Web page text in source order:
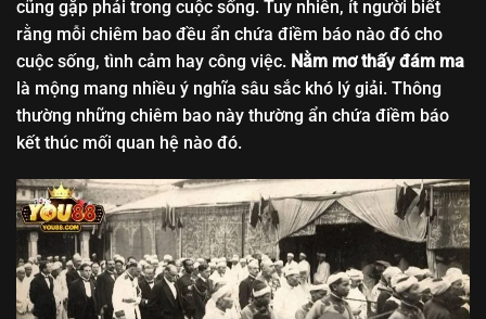
cũng gặp phải trong cuộc sống. Tuy nhiên, ít người biết
rằng mỗi chiêm bao đều ẩn chứa điềm báo nào đó cho
cuộc sống, tình cảm hay công việc. Nằm mơ thấy đám ma
là mộng mang nhiều ý nghĩa sâu sắc khó lý giải. Thông
thường những chiêm bao này thường ẩn chứa điềm báo
kết thúc mối quan hệ nào đó.